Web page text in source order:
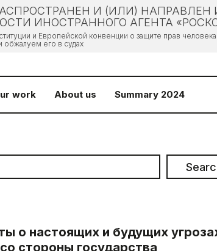
И (ИЛИ)
ИНОСТРАННОГО АГЕНТА
и Европейской конвенции о защите прав
обжалуем его в судах
work About us Summary 2024
о настоящих и будущих
стороны государства